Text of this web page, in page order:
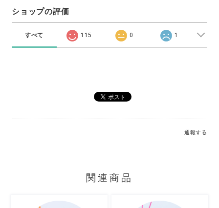
ショップの評価
すべて 115 0 1
通報する
関連商品